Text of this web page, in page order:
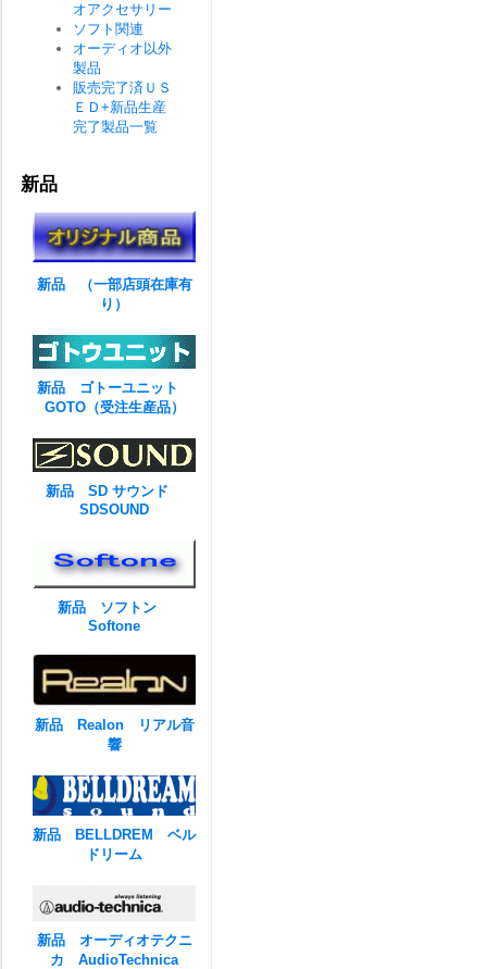
オアクセサリー
ソフト関連
オーディオ以外
製品
販売完了済ＵＳ
ＥＤ+新品生産
完了製品一覧
新品
新品 （一部店頭在庫有
り）
新品 ゴトーユニット
GOTO（受注生産品）
新品 SD サウンド
SDSOUND
新品 ソフトン
Softone
新品 Realon リアル音
響
新品 BELLDREM ベル
ドリーム
新品 オーディオテクニ
カ AudioTechnica